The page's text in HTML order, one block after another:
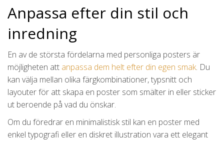
Anpassa efter din stil och
inredning
En av de största fördelarna med personliga posters är
möjligheten att anpassa dem helt efter din egen smak. Du
kan välja mellan olika färgkombinationer, typsnitt och
layouter för att skapa en poster som smälter in eller sticker
ut beroende på vad du önskar.
Om du föredrar en minimalistisk stil kan en poster med
enkel typografi eller en diskret illustration vara ett elegant